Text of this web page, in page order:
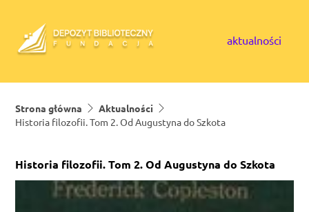
aktualności
Strona główna
Aktualności
Historia filozofii. Tom 2. Od Augustyna do Szkota
Historia filozofii. Tom 2. Od Augustyna do Szkota